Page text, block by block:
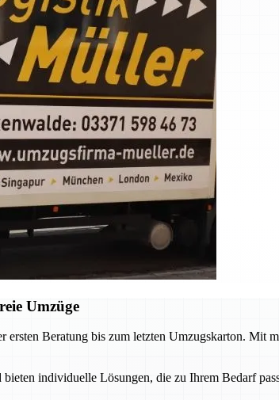
Umzüge
Beratung bis zum letzten Umzugskarton. Mit
individuelle Lösungen, die zu Ihrem Bedarf